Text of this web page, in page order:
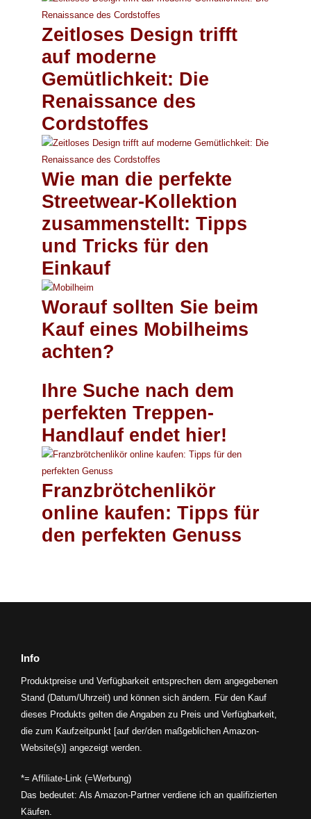
Zeitloses Design trifft
auf moderne
Gemütlichkeit: Die
Renaissance des
Cordstoffes
Wie man die perfekte
Streetwear-Kollektion
zusammenstellt: Tipps
und Tricks für den
Einkauf
Worauf sollten Sie beim
Kauf eines Mobilheims
achten?
Ihre Suche nach dem
perfekten Treppen-
Handlauf endet hier!
Franzbrötchenlikör
online kaufen: Tipps für
den perfekten Genuss
Info
Produktpreise und Verfügbarkeit entsprechen dem angegebenen
Stand (Datum/Uhrzeit) und können sich ändern. Für den Kauf
dieses Produkts gelten die Angaben zu Preis und Verfügbarkeit,
die zum Kaufzeitpunkt [auf der/den maßgeblichen Amazon-
Website(s)] angezeigt werden.
*= Affiliate-Link (=Werbung)
Das bedeutet: Als Amazon-Partner verdiene ich an qualifizierten
Käufen.